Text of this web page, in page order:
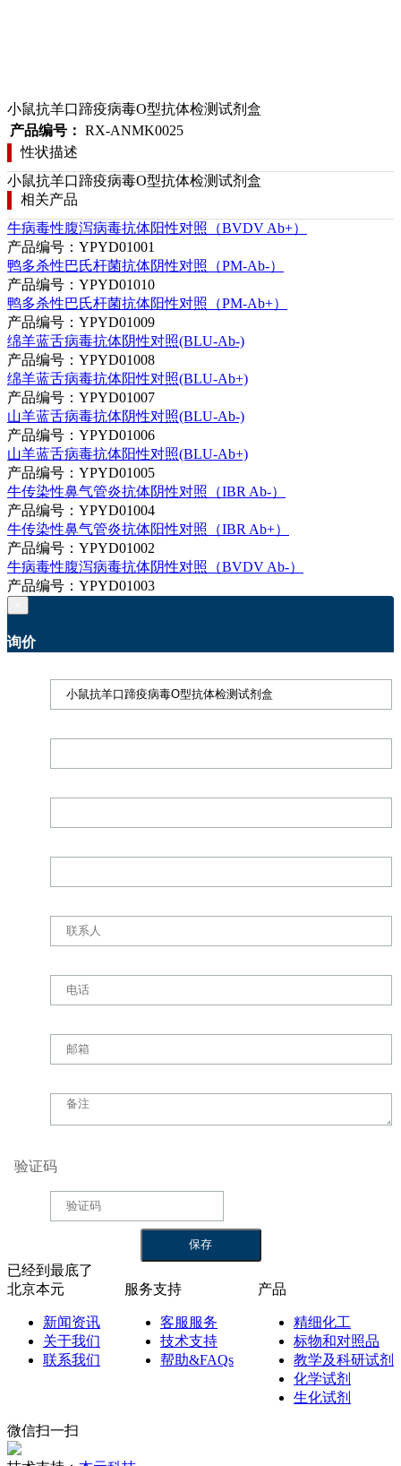
小鼠抗羊口蹄疫病毒O型抗体检测试剂盒
产品编号： RX-ANMK0025
性状描述
小鼠抗羊口蹄疫病毒O型抗体检测试剂盒
相关产品
牛病毒性腹泻病毒抗体阳性对照（BVDV Ab+）
产品编号：YPYD01001
鸭多杀性巴氏杆菌抗体阴性对照（PM-Ab-）
产品编号：YPYD01010
鸭多杀性巴氏杆菌抗体阳性对照（PM-Ab+）
产品编号：YPYD01009
绵羊蓝舌病毒抗体阴性对照(BLU-Ab-)
产品编号：YPYD01008
绵羊蓝舌病毒抗体阳性对照(BLU-Ab+)
产品编号：YPYD01007
山羊蓝舌病毒抗体阴性对照(BLU-Ab-)
产品编号：YPYD01006
山羊蓝舌病毒抗体阳性对照(BLU-Ab+)
产品编号：YPYD01005
牛传染性鼻气管炎抗体阴性对照（IBR Ab-）
产品编号：YPYD01004
牛传染性鼻气管炎抗体阳性对照（IBR Ab+）
产品编号：YPYD01002
牛病毒性腹泻病毒抗体阴性对照（BVDV Ab-）
产品编号：YPYD01003
询价
验证码
已经到最底了
北京本元
新闻资讯
关于我们
联系我们
服务支持
客服服务
技术支持
帮助&FAQs
产品
精细化工
标物和对照品
教学及科研试剂
化学试剂
生化试剂
微信扫一扫